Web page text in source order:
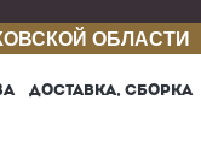
ОБЛАСТИ
ДОСТАВКА, СБОРКА